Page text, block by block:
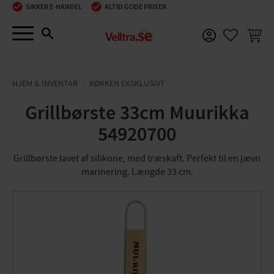
Menu
SIKKER E-HANDEL ALTID GODE PRISER
HJEM & INVENTAR KØKKEN EKSKLUSIVT
Grillbørste 33cm Muurikka
54920700
Grillbørste lavet af silikone, med træskaft. Perfekt til en jævn
marinering. Længde 33 cm.